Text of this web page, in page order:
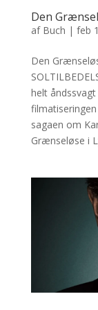
Den
af Buch | feb
Den
helt
sagaen om
Grænseløse i